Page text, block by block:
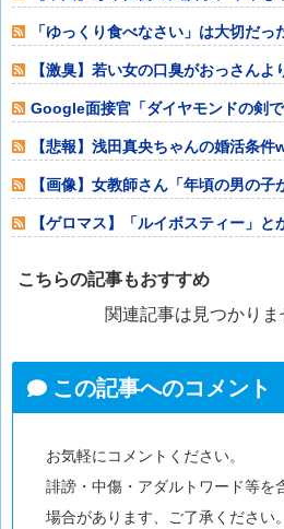
「ゆっくり食べなさい」は大切だ
満と関連
【激臭】若い女の口臭がおっさん
Google面接官「ダイヤモンドの剣
どうなりま
【悲報】浅田真央ちゃんの婚活条
【画像】女教師さん「年頃の男の
【ゲロマス】「ルイボスティー」
こちらの記事もおすすめ
関連記事は見つかりま
この記事へのコメント
お気軽にコメントください。
誹謗・中傷・アダルトワード等を
場合があります、ご了承ください。